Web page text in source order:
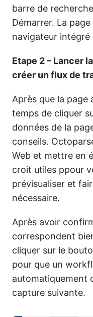
barre de
Démarrer. La
navigateur intégré
Etape 2 – Lancer
créer un flux de
Après que la page
temps de cliquer
données de la
conseils.
Web et mettre en
croit utiles ppour
prévisualiser et
nécessaire.
Après avoir
correspondent
cliquer sur le
pour que un
automatiquement
capture suivante.